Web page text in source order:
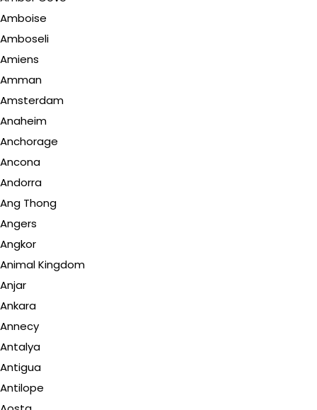
Amboise
Amboseli
Amiens
Amman
Amsterdam
Anaheim
Anchorage
Ancona
Andorra
Ang Thong
Angers
Angkor
Animal Kingdom
Anjar
Ankara
Annecy
Antalya
Antigua
Antilope